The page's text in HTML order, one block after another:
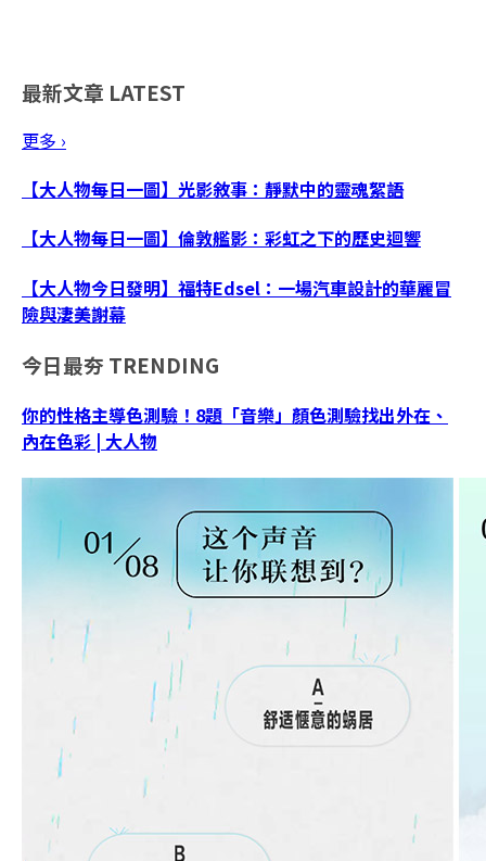
最新文章 LATEST
更多 ›
【大人物每日一圖】光影敘事：靜默中的靈魂絮語
【大人物每日一圖】倫敦艦影：彩虹之下的歷史迴響
【大人物今日發明】福特Edsel：一場汽車設計的華麗冒
險與淒美謝幕
今日最夯 TRENDING
你的性格主導色測驗！8題「音樂」顏色測驗找出外在、
內在色彩 | 大人物